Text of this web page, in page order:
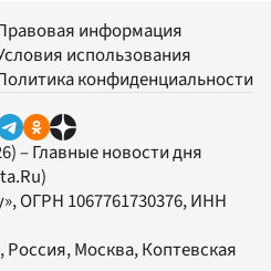
информация
использования
конфиденциальности
– Главные новости дня
, ОГРН 1067761730376, ИНН
Россия, Москва, Коптевская